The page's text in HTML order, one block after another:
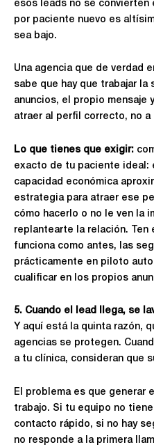
esos leads no se convierten
por paciente nuevo es
sea bajo.
Una agencia que de verdad
sabe que hay que trabajar la
anuncios, el propio mensaje
atraer al perfil correcto, no a
Lo que tienes que exigir:
exacto de tu paciente ideal:
capacidad económica
estrategia para atraer ese
cómo hacerlo o no le ven la
replantearte la relación. Ten
funciona como antes, las
prácticamente en piloto
cualificar en los propios
5. Cuando el lead llega, se
Y aquí está la quinta razón,
agencias se protegen.
a tu clínica, consideran que
El problema es que generar
trabajo. Si tu equipo no
contacto rápido, si no hay
no responde a la primera